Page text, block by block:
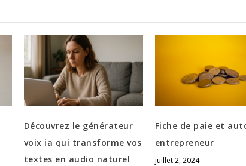
Découvrez le générateur
voix ia qui transforme vos
textes en audio naturel
Fiche de paie et
entrepreneur
juillet 2, 2024